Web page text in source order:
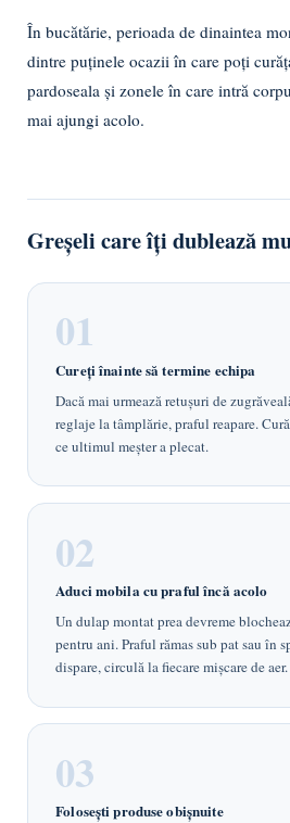
În bucătărie, perioada de dinaintea
dintre puținele ocazii în care poți
pardoseala și zonele în care intră
mai ajungi acolo.
Greșeli care îți dublează
Cureți înainte să termine echipa
Dacă mai urmează retușuri de
reglaje la tâmplărie, praful reapare.
ce ultimul meșter a plecat.
Aduci mobila cu praful încă acolo
Un dulap montat prea devreme
pentru ani. Praful rămas sub pat sau în
dispare, circulă la fiecare mișcare de aer.
Folosești produse obișnuite